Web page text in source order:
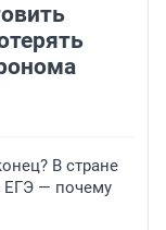
В стране
ЕГЭ — почему